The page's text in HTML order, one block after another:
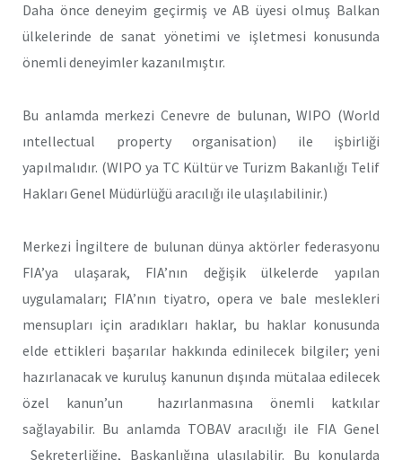
Daha önce deneyim geçirmiş ve AB üyesi olmuş Balkan
ülkelerinde de sanat yönetimi ve işletmesi konusunda
önemli deneyimler kazanılmıştır.
Bu anlamda merkezi Cenevre de bulunan, WIPO (World
ıntellectual property organisation) ile işbirliği
yapılmalıdır. (WIPO ya TC Kültür ve Turizm Bakanlığı Telif
Hakları Genel Müdürlüğü aracılığı ile ulaşılabilinir.)
Merkezi İngiltere de bulunan dünya aktörler federasyonu
FIA’ya ulaşarak, FIA’nın değişik ülkelerde yapılan
uygulamaları; FIA’nın tiyatro, opera ve bale meslekleri
mensupları için aradıkları haklar, bu haklar konusunda
elde ettikleri başarılar hakkında edinilecek bilgiler; yeni
hazırlanacak ve kuruluş kanunun dışında mütalaa edilecek
özel kanun’un hazırlanmasına önemli katkılar
sağlayabilir. Bu anlamda TOBAV aracılığı ile FIA Genel
Sekreterliğine, Başkanlığına ulaşılabilir. Bu konularda